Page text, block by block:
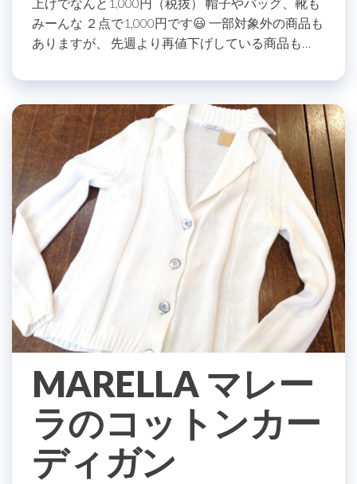
みーんな ２点で1,000円です😃 一部対象外の商品も
ありますが、 先週より再値下げしている商品も…
MARELLA マレー
ラのコットンカー
ディガン